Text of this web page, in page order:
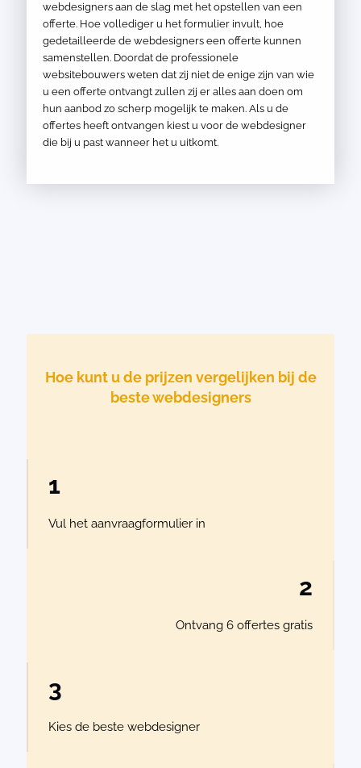
webdesigners aan de slag met het opstellen van een
offerte. Hoe vollediger u het formulier invult, hoe
gedetailleerde de webdesigners een offerte kunnen
samenstellen. Doordat de professionele
websitebouwers weten dat zij niet de enige zijn van wie
u een offerte ontvangt zullen zij er alles aan doen om
hun aanbod zo scherp mogelijk te maken. Als u de
offertes heeft ontvangen kiest u voor de webdesigner
die bij u past wanneer het u uitkomt.
Hoe kunt u de prijzen vergelijken bij de
beste webdesigners
1
Vul het aanvraagformulier in
2
Ontvang 6 offertes gratis
3
Kies de beste webdesigner